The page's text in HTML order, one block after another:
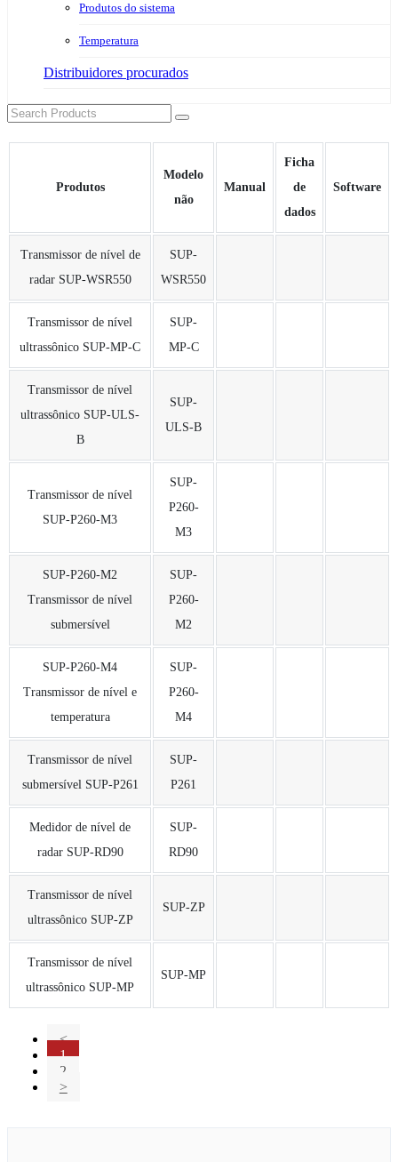
Produtos do sistema
Temperatura
Distribuidores procurados
Produtos
Modelo
não
Manual
Ficha
de
dados
Software
Transmissor de nível de
radar SUP-WSR550
SUP-
WSR550
Transmissor de nível
ultrassônico SUP-MP-C
SUP-
MP-C
Transmissor de nível
ultrassônico SUP-ULS-
B
SUP-
ULS-B
Transmissor de nível
SUP-P260-M3
SUP-
P260-
M3
SUP-P260-M2
Transmissor de nível
submersível
SUP-
P260-
M2
SUP-P260-M4
Transmissor de nível e
temperatura
SUP-
P260-
M4
Transmissor de nível
submersível SUP-P261
SUP-
P261
Medidor de nível de
radar SUP-RD90
SUP-
RD90
Transmissor de nível
ultrassônico SUP-ZP
SUP-ZP
Transmissor de nível
ultrassônico SUP-MP
SUP-MP
<
1
2
>